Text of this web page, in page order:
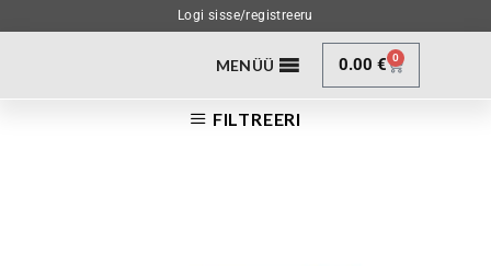
Logi sisse/registreeru
MENÜÜ 0.00€ 0
FILTREERI